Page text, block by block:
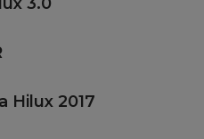
Hilux 2017